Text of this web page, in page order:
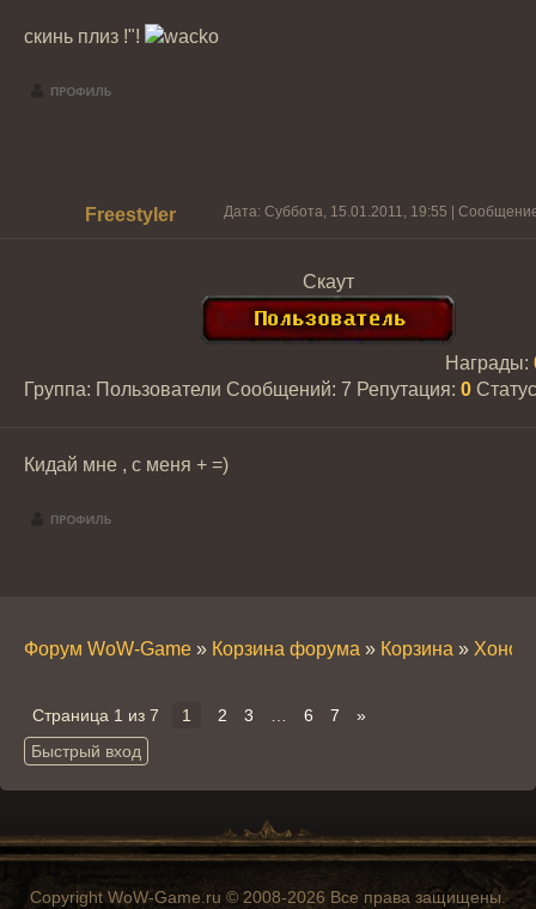
скинь плиз !"!
Freestyler Дата: Суббота, 15.01.2011, 19:55 |
Скаут
Группа: Пользователи Сообщений: 7
Награды:
Репутация: 0
Кидай мне , с меня + =)
Форум WoW-Game » Корзина форума » Корзина » Хонор
Страница 1 из 7 1 2 3 6 7 »
Copyright WoW-Game.ru © 2008-2026 Все права защищены.